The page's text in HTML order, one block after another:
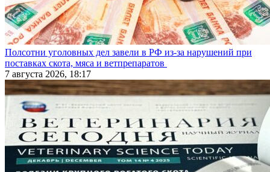
Полсотни уголовных дел завели в РФ из-за нарушений при
поставках скота, мяса и ветпрепаратов
7 августа 2026, 18:17